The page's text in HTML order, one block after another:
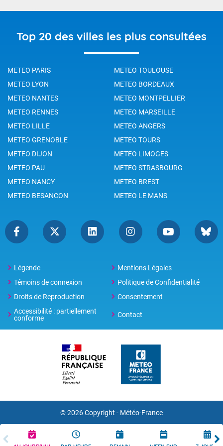
Top 20 des villes les plus consultées
METEO PARIS
METEO TOULOUSE
METEO LYON
METEO BORDEAUX
METEO NANTES
METEO MONTPELLIER
METEO RENNES
METEO MARSEILLE
METEO LILLE
METEO ANGERS
METEO GRENOBLE
METEO TOURS
METEO DIJON
METEO LIMOGES
METEO PAU
METEO STRASBOURG
METEO NANCY
METEO BREST
METEO BESANCON
METEO LE MANS
Légende
Mentions Légales
Témoins de connexion
Politique de Confidentialité
Droits de Reproduction
Consentement
Accessibilité : partiellement
conforme
Contact
© 2026 Copyright - Météo-France